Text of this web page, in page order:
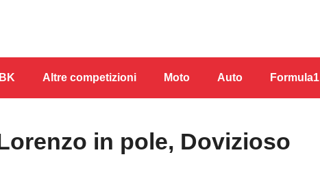
Altre competizioni Moto Auto Formula1
in pole, Dovizioso